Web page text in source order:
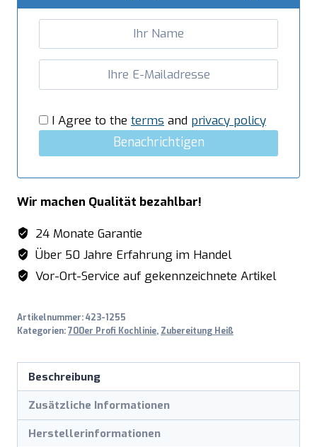
Unterbau,
E7/KTE2BAM
I Agree to the terms and privacy policy
Benachrichtigen
Wir machen Qualität bezahlbar!
24 Monate Garantie
Über 50 Jahre Erfahrung im Handel
Vor-Ort-Service auf gekennzeichnete Artikel
Artikelnummer:423-1255
Kategorien:700er Profi Kochlinie, Zubereitung Heiß
Beschreibung
Zusätzliche Informationen
Herstellerinformationen